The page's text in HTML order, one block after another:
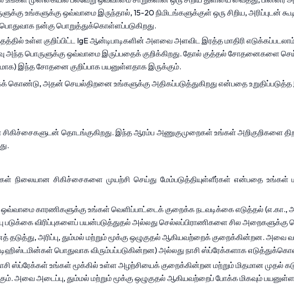
உங்களுக்கு ஒவ்வாமை இருந்தால், 15-20 நிமிடங்களுக்குள் ஒரு சிறிய, அரிப்புடன் கூடிய
நன்கு பொறுத்துக்கொள்ளப்படுகிறது.
உள்ள குறிப்பிட்ட IgE ஆன்டிபாடிகளின் அளவை அளவிட இரத்த மாதிரி
அந்த பொருளுக்கு ஒவ்வாமை இருப்பதைக் குறிக்கிறது. தோல் குத்தல் சோதனைகளை
இந்த சோதனை குறிப்பாக பயனுள்ளதாக இருக்கும்.
அதன் செயல்திறனை உங்களுக்கு அதிகப்படுத்துகிறது என்பதை உறுதிப்படுத்த
தொடங்குகிறது. இந்த ஆரம்ப அணுகுமுறைகள் உங்கள் அறிகுறிகளை
சிகிச்சைகளை முயற்சி செய்து மேம்படுத்தியுள்ளீர்கள் என்பதை உங்கள்
காரணிகளுக்கு உங்கள் வெளிப்பாட்டைக் குறைக்க நடவடிக்கை எடுத்தல் (எ.கா.,
படுக்கை விரிப்புகளைப் பயன்படுத்துதல் அல்லது செல்லப்பிராணிகளை சில
அரிப்பு, தும்மல் மற்றும் மூக்கு ஒழுகுதல் ஆகியவற்றைக் குறைக்கின்றன. அவை
பொதுவாக விரும்பப்படுகின்றன) அல்லது நாசி ஸ்ப்ரேக்களாக
ஸ்ப்ரேக்கள் உங்கள் மூக்கில் உள்ள அழற்சியைக் குறைக்கின்றன மற்றும் மிதமான முதல்
அவை அடைப்பு, தும்மல் மற்றும் மூக்கு ஒழுகுதல் ஆகியவற்றைப் போக்க மிகவும்